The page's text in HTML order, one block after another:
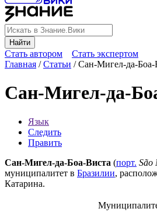
Найти
Стать автором
Стать экспертом
Главная /Статьи /Сан-Мигел-да-Боа-
Сан-Мигел-да-
Язык
Следить
Править
Сан-Мигел-да-Боа-Виста (порт. São
муниципалитет в Бразилии,
Катарина.